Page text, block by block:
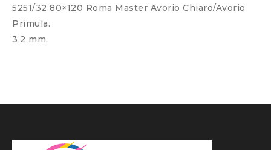
5251/32 80×120 Roma Master Avorio Chiaro/Avorio
Primula.
3,2 mm.